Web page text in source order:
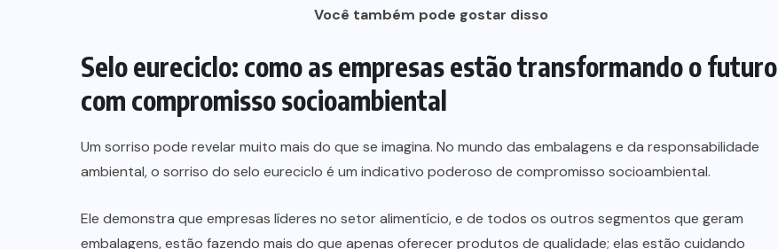
Você também pode gostar disso
Selo eureciclo: como as empresas estão transformando o futuro
com compromisso socioambiental
Um sorriso pode revelar muito mais do que se imagina. No mundo das embalagens e da responsabilidade
ambiental, o sorriso do selo eureciclo é um indicativo poderoso de compromisso socioambiental.
Ele demonstra que empresas líderes no setor alimentício, e de todos os outros segmentos que geram
embalagens, estão fazendo mais do que apenas oferecer produtos de qualidade; elas estão cuidando